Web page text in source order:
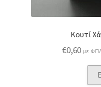
Κουτί
€0,60 με